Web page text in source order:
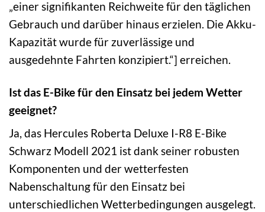
„einer signifikanten Reichweite für den täglichen
Gebrauch und darüber hinaus erzielen. Die Akku-
Kapazität wurde für zuverlässige und
ausgedehnte Fahrten konzipiert.“] erreichen.
Ist das E-Bike für den Einsatz bei jedem Wetter
geeignet?
Ja, das Hercules Roberta Deluxe I-R8 E-Bike
Schwarz Modell 2021 ist dank seiner robusten
Komponenten und der wetterfesten
Nabenschaltung für den Einsatz bei
unterschiedlichen Wetterbedingungen ausgelegt.